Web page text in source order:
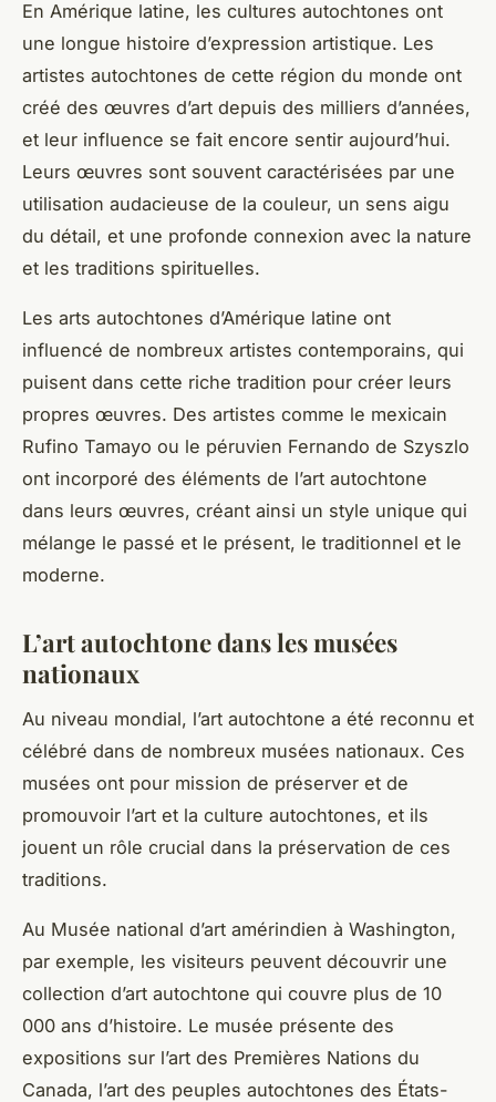
En Amérique latine, les cultures autochtones ont
une longue histoire d’expression artistique. Les
artistes autochtones de cette région du monde ont
créé des œuvres d’art depuis des milliers d’années,
et leur influence se fait encore sentir aujourd’hui.
Leurs œuvres sont souvent caractérisées par une
utilisation audacieuse de la couleur, un sens aigu
du détail, et une profonde connexion avec la nature
et les traditions spirituelles.
Les arts autochtones d’Amérique latine ont
influencé de nombreux artistes contemporains, qui
puisent dans cette riche tradition pour créer leurs
propres œuvres. Des artistes comme le mexicain
Rufino Tamayo ou le péruvien Fernando de Szyszlo
ont incorporé des éléments de l’art autochtone
dans leurs œuvres, créant ainsi un style unique qui
mélange le passé et le présent, le traditionnel et le
moderne.
L’art autochtone dans les musées
nationaux
Au niveau mondial, l’art autochtone a été reconnu et
célébré dans de nombreux musées nationaux. Ces
musées ont pour mission de préserver et de
promouvoir l’art et la culture autochtones, et ils
jouent un rôle crucial dans la préservation de ces
traditions.
Au Musée national d’art amérindien à Washington,
par exemple, les visiteurs peuvent découvrir une
collection d’art autochtone qui couvre plus de 10
000 ans d’histoire. Le musée présente des
expositions sur l’art des Premières Nations du
Canada, l’art des peuples autochtones des États-